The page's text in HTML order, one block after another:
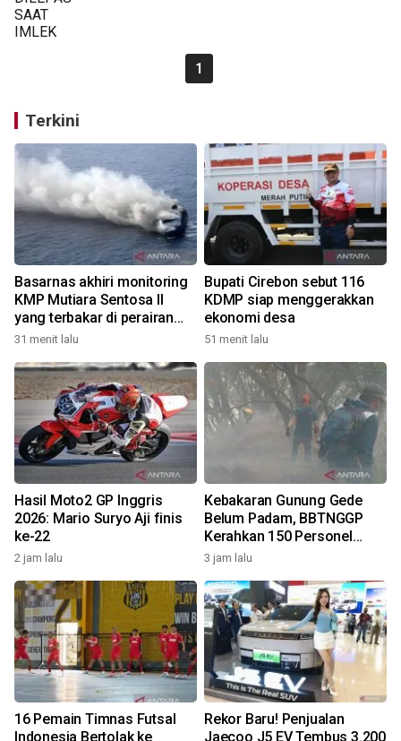
1
Terkini
Basarnas akhiri monitoring
KMP Mutiara Sentosa II
yang terbakar di perairan
Pulau Madura
31 menit lalu
Bupati Cirebon sebut 116
KDMP siap menggerakkan
ekonomi desa
51 menit lalu
Hasil Moto2 GP Inggris
2026: Mario Suryo Aji finis
ke-22
2 jam lalu
Kebakaran Gunung Gede
Belum Padam, BBTNGGP
Kerahkan 150 Personel
Tambahan
3 jam lalu
16 Pemain Timnas Futsal
Indonesia Bertolak ke
Rekor Baru! Penjualan
Jaecoo J5 EV Tembus 3.200